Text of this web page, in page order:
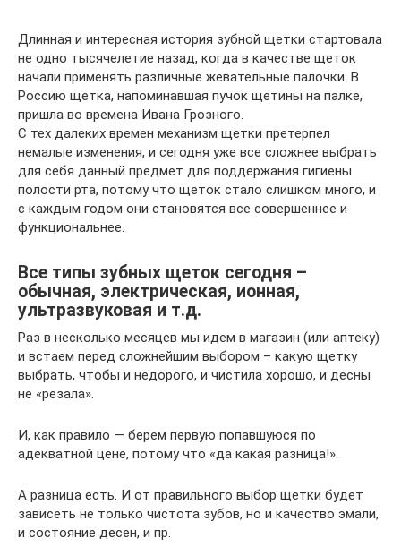
Длинная и интересная история зубной щетки стартовала
не одно тысячелетие назад, когда в качестве щеток
начали применять различные жевательные палочки. В
Россию щетка, напоминавшая пучок щетины на палке,
пришла во времена Ивана Грозного.
С тех далеких времен механизм щетки претерпел
немалые изменения, и сегодня уже все сложнее выбрать
для себя данный предмет для поддержания гигиены
полости рта, потому что щеток стало слишком много, и
с каждым годом они становятся все совершеннее и
функциональнее.
Все типы зубных щеток сегодня –
обычная, электрическая, ионная,
ультразвуковая и т.д.
Раз в несколько месяцев мы идем в магазин (или аптеку)
и встаем перед сложнейшим выбором – какую щетку
выбрать, чтобы и недорого, и чистила хорошо, и десны
не «резала».
И, как правило — берем первую попавшуюся по
адекватной цене, потому что «да какая разница!».
А разница есть. И от правильного выбор щетки будет
зависеть не только чистота зубов, но и качество эмали,
и состояние десен, и пр.